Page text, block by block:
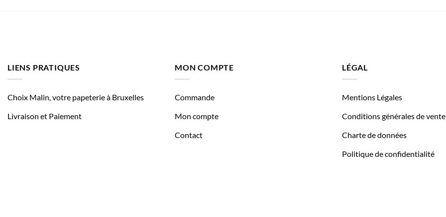
LIENS PRATIQUES
Choix Malin, votre papeterie à Bruxelles
Livraison et Paiement
MON COMPTE
Commande
Mon compte
Contact
LÉGAL
Mentions Légales
Conditions générales de vente
Charte de données
Politique de confidentialité